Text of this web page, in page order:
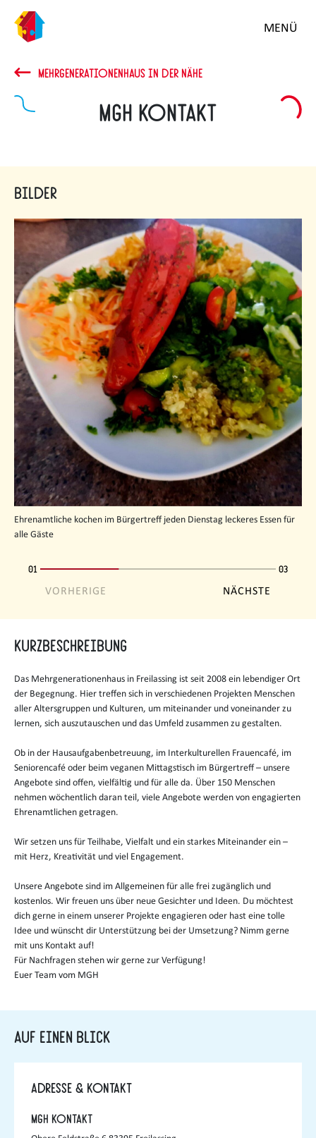
MENÜ
MEHRGENERATIONENHAUS IN DER NÄHE
MGH KONTAKT
Bilder
Ehrenamtliche kochen im Bürgertreff jeden Dienstag leckeres Essen für
alle Gäste
01 03
VORHERIGE NÄCHSTE
Kurzbeschreibung
Das Mehrgenerationenhaus in Freilassing ist seit 2008 ein lebendiger Ort
der Begegnung. Hier treffen sich in verschiedenen Projekten Menschen
aller Altersgruppen und Kulturen, um miteinander und voneinander zu
lernen, sich auszutauschen und das Umfeld zusammen zu gestalten.
Ob in der Hausaufgabenbetreuung, im Interkulturellen Frauencafé, im
Seniorencafé oder beim veganen Mittagstisch im Bürgertreff – unsere
Angebote sind offen, vielfältig und für alle da. Über 150 Menschen
nehmen wöchentlich daran teil, viele Angebote werden von engagierten
Ehrenamtlichen getragen.
Wir setzen uns für Teilhabe, Vielfalt und ein starkes Miteinander ein –
mit Herz, Kreativität und viel Engagement.
Unsere Angebote sind im Allgemeinen für alle frei zugänglich und
kostenlos. Wir freuen uns über neue Gesichter und Ideen. Du möchtest
dich gerne in einem unserer Projekte engagieren oder hast eine tolle
Idee und wünscht dir Unterstützung bei der Umsetzung? Nimm gerne
mit uns Kontakt auf!
Für Nachfragen stehen wir gerne zur Verfügung!
Euer Team vom MGH
Auf einen Blick
Adresse & Kontakt
MGH KONTAKT